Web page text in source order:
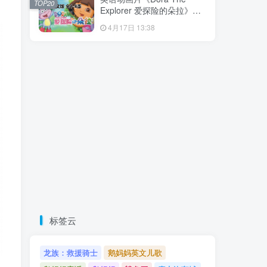
载！
Explorer 爱探险的朵拉》全8
季共173集，带英文字幕和配
套音频MP3，百度云网盘下
4月17日 13:38
TOP20
标签云
龙族：救援骑士
鹅妈妈英文儿歌